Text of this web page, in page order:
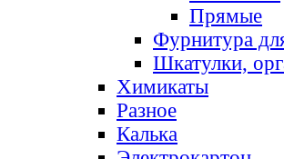
Прямые
Фурнитура
Шкатулки,
Химикаты
Разное
Калька